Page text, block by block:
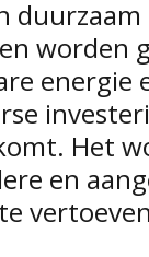
worden
Het
en